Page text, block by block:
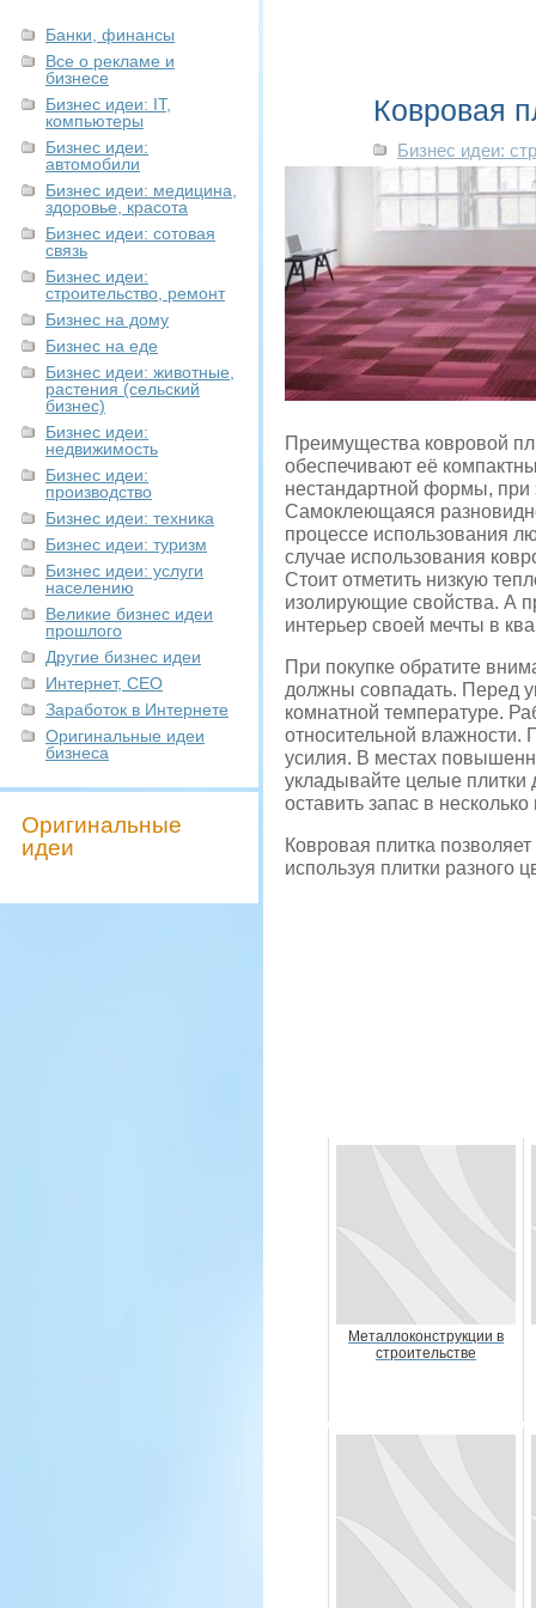
Банки, финансы
Все о рекламе и
бизнесе
Бизнес идеи: IT,
компьютеры
Бизнес идеи:
автомобили
Бизнес идеи: медицина,
здоровье, красота
Бизнес идеи: сотовая
связь
Бизнес идеи:
строительство, ремонт
Бизнес на дому
Бизнес на еде
Бизнес идеи: животные,
растения (сельский
бизнес)
Бизнес идеи:
недвижимость
Бизнес идеи:
производство
Бизнес идеи: техника
Бизнес идеи: туризм
Бизнес идеи: услуги
населению
Великие бизнес идеи
прошлого
Другие бизнес идеи
Интернет, СЕО
Заработок в Интернете
Оригинальные идеи
бизнеса
Оригинальные
идеи
Ковровая
Бизнес идеи:
Преимущества ковровой
обеспечивают её
нестандартной формы, при
Самоклеющаяся
процессе использования
случае использования
Стоит отметить низкую
изолирующие свойства. А
интерьер своей мечты в
При покупке обратите
должны совпадать. Перед
комнатной температуре.
относительной влажности.
усилия. В местах
укладывайте целые
оставить запас в
Ковровая плитка
используя плитки разного
Металлоконструкции в
строительстве